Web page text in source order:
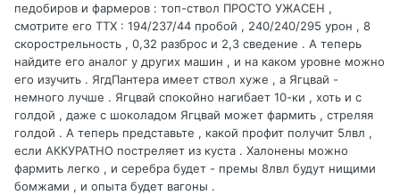
педобиров и фармеров : топ-ствол ПРОСТО УЖАСЕН ,
смотрите его ТТХ : 194/237/44 пробой , 240/240/295 урон , 8
скорострельность , 0,32 разброс и 2,3 сведение . А теперь
найдите его аналог у других машин , и на каком уровне можно
его изучить . ЯгдПантера имеет ствол хуже , а Ягцвай -
немного лучше . Ягцвай спокойно нагибает 10-ки , хоть и с
голдой , даже с шоколадом Ягцвай может фармить , стреляя
голдой . А теперь представьте , какой профит получит 5лвл ,
если АККУРАТНО постреляет из куста . Халонены можно
фармить легко , и серебра будет - премы 8лвл будут нищими
бомжами , и опыта будет вагоны .